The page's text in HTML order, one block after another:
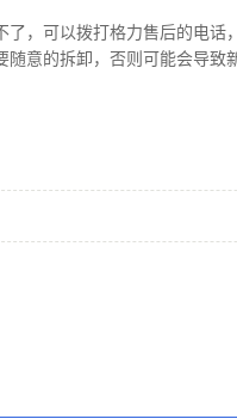
，可以拨打格力售后的电话
随意的拆卸，否则可能会导致